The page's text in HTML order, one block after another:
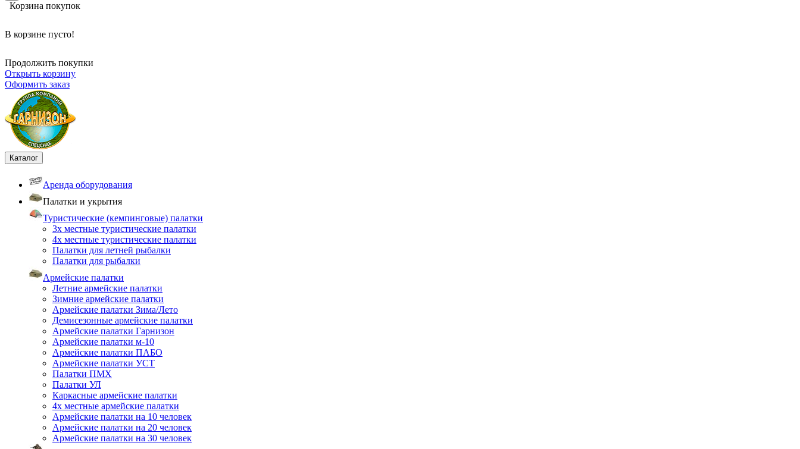
Корзина покупок
В корзине пусто!
Продолжить покупки
Открыть корзину
Оформить заказ
Каталог
Аренда оборудования
Палатки и укрытия
Туристические (кемпинговые) палатки
3х местные туристические палатки
4х местные туристические палатки
Палатки для летней рыбалки
Палатки для рыбалки
Армейские палатки
Летние армейские палатки
Зимние армейские палатки
Армейские палатки Зима/Лето
Демисезонные армейские палатки
Армейские палатки Гарнизон
Армейские палатки м-10
Армейские палатки ПАБО
Армейские палатки УСТ
Палатки ПМХ
Палатки УЛ
Каркасные армейские палатки
4х местные армейские палатки
Армейские палатки на 10 человек
Армейские палатки на 20 человек
Армейские палатки на 30 человек